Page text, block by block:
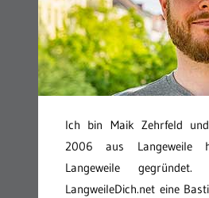
Ich bin Maik Zehrfeld
2006 aus Langeweile
Langeweile
LangweileDich.net eine